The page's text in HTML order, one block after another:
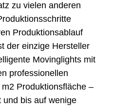
zu vielen anderen
Produktionsablauf
der einzige Hersteller
Movinglights mit
professionellen
Produktionsfläche –
und bis auf wenige